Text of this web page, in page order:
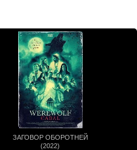
ЗАГОВОР ОБОРОТНЕЙ
(2022)